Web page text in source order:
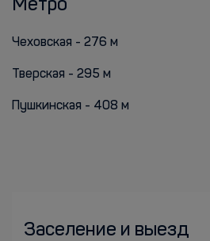
Метро
Чеховская - 276 м
Тверская - 295 м
Пушкинская - 408 м
Заселение и выезд